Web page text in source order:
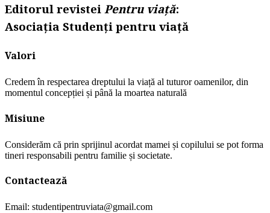
Editorul revisteiPentru viață:
Asociația Studenți pentru viață
Valori
Credem în respectarea dreptului la viață al tuturor oamenilor, din
momentul concepției și până la moartea naturală
Misiune
Considerăm că prin sprijinul acordat mamei și copilului se pot forma
tineri responsabili pentru familie și societate.
Contactează
Email: studentipentruviata@gmail.com